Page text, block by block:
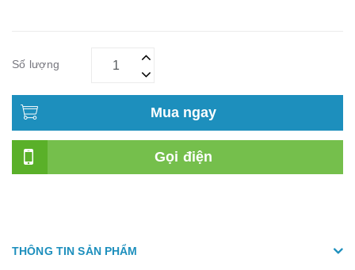
Số lượng
Mua ngay
Gọi điện
THÔNG TIN SẢN PHẨM